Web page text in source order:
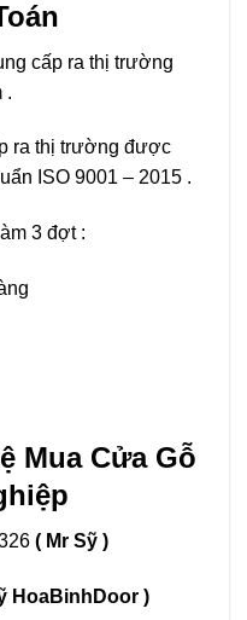
cấp ra thị trường
.
ra thị trường được
ISO 9001 – 2015 .
3 đợt :
Mua Cửa Gỗ
( Mr Sỹ )
HoaBinhDoor )